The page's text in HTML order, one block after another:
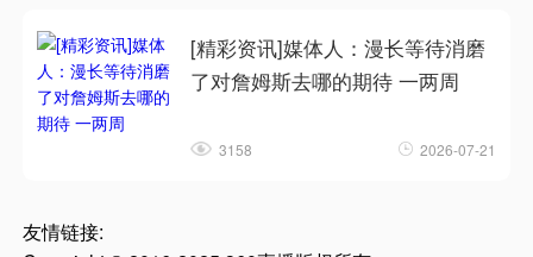
[精彩资讯]媒体人：漫长等待消磨
了对詹姆斯去哪的期待 一两周
3158 2026-07-21
友情链接: